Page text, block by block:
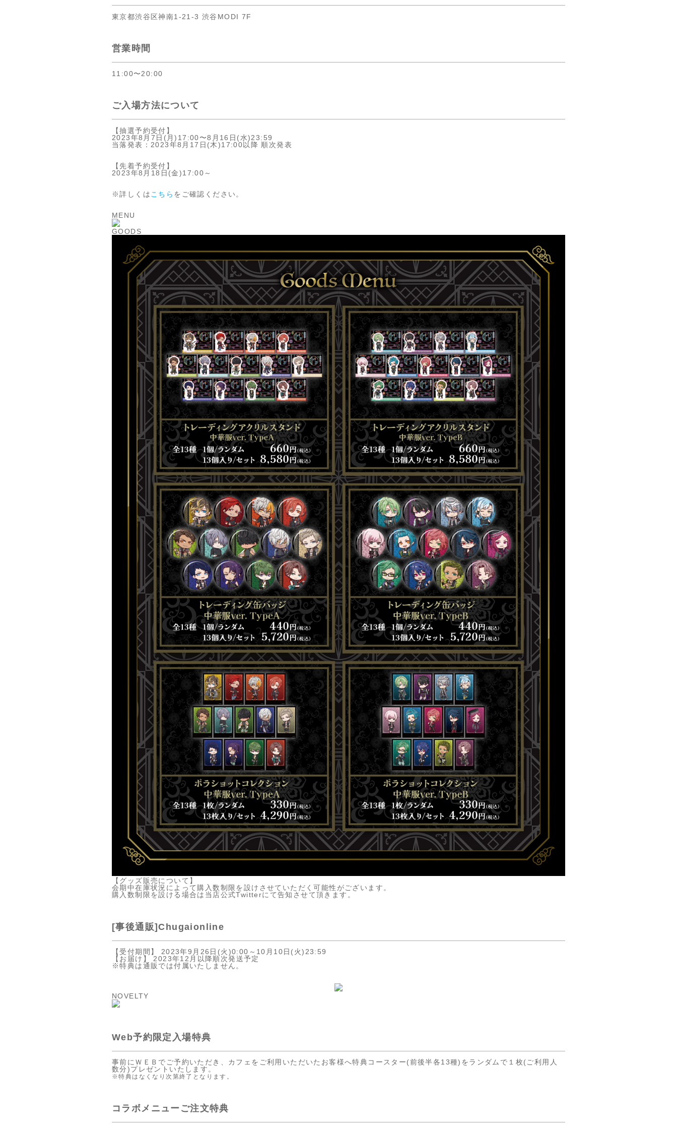
東京都渋谷区神南1-21-3 渋谷MODI 7F
営業時間
11:00〜20:00
ご入場方法について
【抽選予約受付】
2023年8月7日(月)17:00〜8月16日(水)23:59
当落発表：2023年8月17日(木)17:00以降 順次発表
【先着予約受付】
2023年8月18日(金)17:00～
※詳しくは こちら をご確認ください。
MENU
GOODS
【グッズ販売について】
会期中在庫状況によって購入数制限を設けさせていただく可能性がございます。
購入数制限を設ける場合は当店公式Twitterにて告知させて頂きます。
[事後通販]Chugaionline
【受付期間】 2023年9月26日(火)0:00～10月10日(火)23:59
【お届け】 2023年12月以降順次発送予定
※特典は通販では付属いたしません。
NOVELTY
Web予約限定入場特典
事前にＷＥＢでご予約いただき、カフェをご利用いただいたお客様へ特典コースター(前後半各13種)をランダムで１枚(ご利用人
数分)プレゼントいたします。
※特典はなくなり次第終了となります。
コラボメニューご注文特典